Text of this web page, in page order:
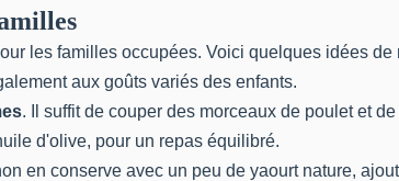
les familles occupées. Voici quelques idées de
aux goûts variés des enfants.
. Il suffit de couper des morceaux de poulet et
d'olive, pour un repas équilibré.
en conserve avec un peu de yaourt nature,